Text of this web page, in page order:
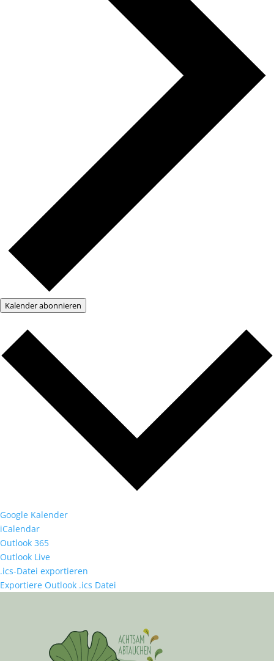
Kalender abonnieren
Google Kalender
iCalendar
Outlook 365
Outlook Live
.ics-Datei exportieren
Exportiere Outlook .ics Datei